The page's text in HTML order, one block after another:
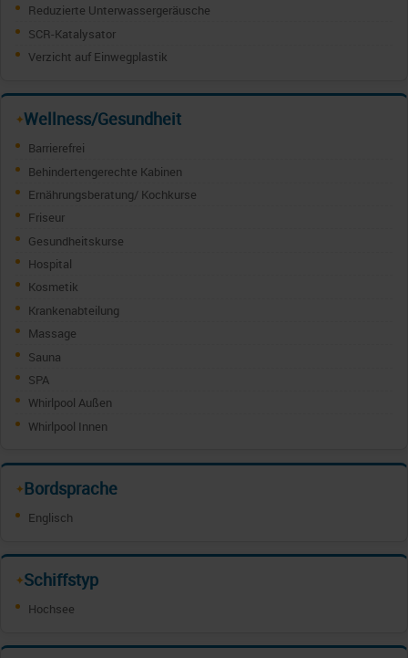
Reduzierte Unterwassergeräusche
SCR-Katalysator
Verzicht auf Einwegplastik
✦Wellness/Gesundheit
Barrierefrei
Behindertengerechte Kabinen
Ernährungsberatung/ Kochkurse
Friseur
Gesundheitskurse
Hospital
Kosmetik
Krankenabteilung
Massage
Sauna
SPA
Whirlpool Außen
Whirlpool Innen
✦Bordsprache
Englisch
✦Schiffstyp
Hochsee